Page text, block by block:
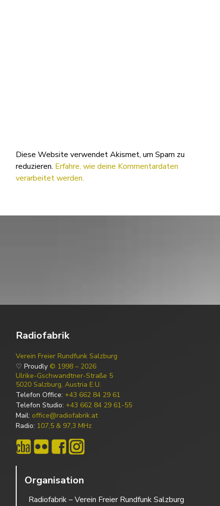
Diese Website verwendet Akismet, um Spam zu
reduzieren. Erfahre, wie deine Kommentardaten
verarbeitet werden.
Radiofabrik
Verein Freier Rundfunk Salzburg
♡ Proudly © 1998 – 2026
Ulrike-Gschwandtner-Straße 5
5020 Salzburg, Austria E.U.
Telefon Office: +43 662 84 29 61
Telefon Studio: +43 662 84 29 61-55
Mail: office@radiofabrik.at
Radio: 107,5 & 97,3 MHz
Organisation
Radiofabrik – Verein Freier Rundfunk Salzburg